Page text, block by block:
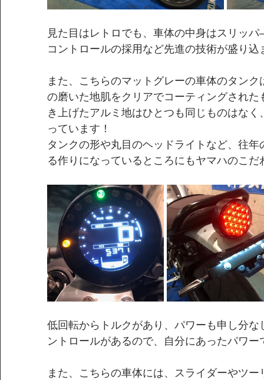
見た目はレトロでも、車体の中身はスリッ
コントロールの採用など先進の技術が盛り込
また、こちらのマットグレーの車体のタン
の磨いた地肌をクリアでコーティングされ
き上げたアルミ地はひとつも同じものはな
っています！
タンクの形や丸目のヘッドライトなど、往
る作りになっているところにもヤマハのこ
低回転からトルクがあり、パワーも申し分
ントロールがあるので、自分にあったパワ
また、こちらの車体には、スライダーやツ